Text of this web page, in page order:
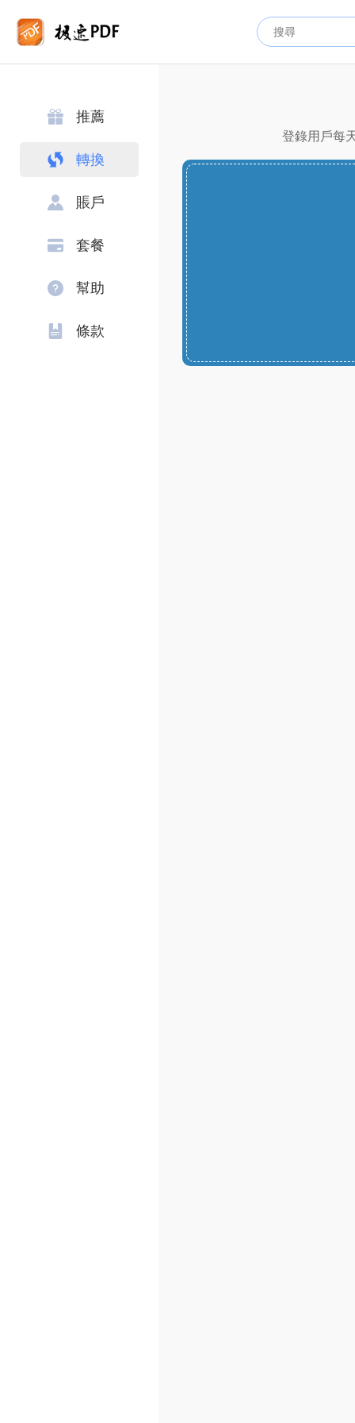
推薦
轉換
賬戶
套餐
幫助
條款
登錄用戶每